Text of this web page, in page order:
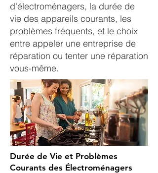
d'électroménagers, la durée de
vie des appareils courants, les
problèmes fréquents, et le choix
entre appeler une entreprise de
réparation ou tenter une réparation
vous-même.
Durée de Vie et Problèmes
Courants des Électroménagers